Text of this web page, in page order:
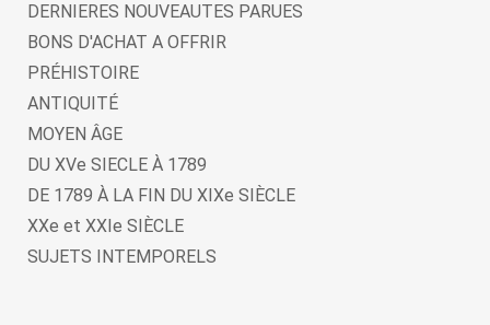
DERNIERES NOUVEAUTES PARUES
BONS D'ACHAT A OFFRIR
PRÉHISTOIRE
ANTIQUITÉ
MOYEN ÂGE
DU XVe SIECLE À 1789
DE 1789 À LA FIN DU XIXe SIÈCLE
XXe et XXIe SIÈCLE
SUJETS INTEMPORELS